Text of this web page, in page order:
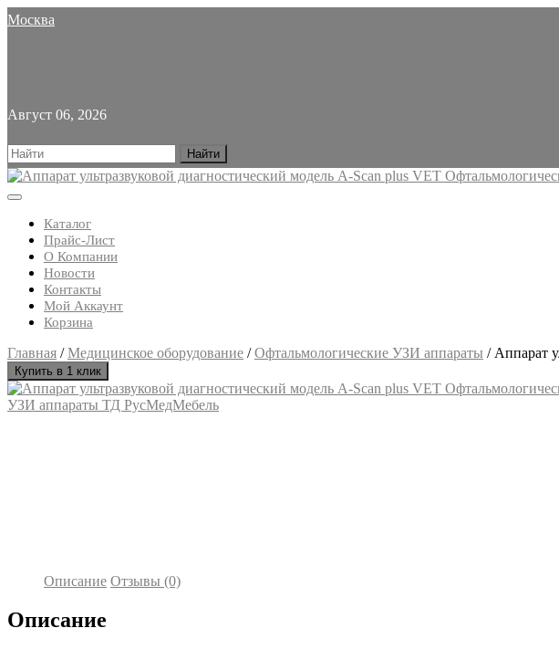
Skip
to
Москва
Август 06, 2026
Search
for:
Open
ButtonКаталог
Прайс-Лист
О Компании
Новости
Контакты
Мой Аккаунт
Корзина
Close
Button
Главная /Медицинское оборудование /Офтальмологические УЗИ аппараты / Аппарат
Купить в 1 клик
Описание Отзывы (0)
Описание